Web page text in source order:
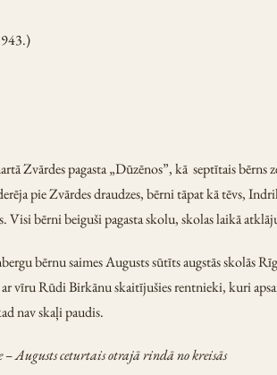
Zvārdes pagasta „Dūzēnos”, kā septītais
pie Zvārdes draudzes, bērni tāpat kā tēvs,
Visi bērni beiguši pagasta skolu, skolas laikā
bērnu saimes Augusts sūtīts augstās skolās
vīru Rūdi Birkānu skaitījušies rentnieki, kuri
nav skaļi paudis.
– Augusts ceturtais otrajā rindā no kreisās